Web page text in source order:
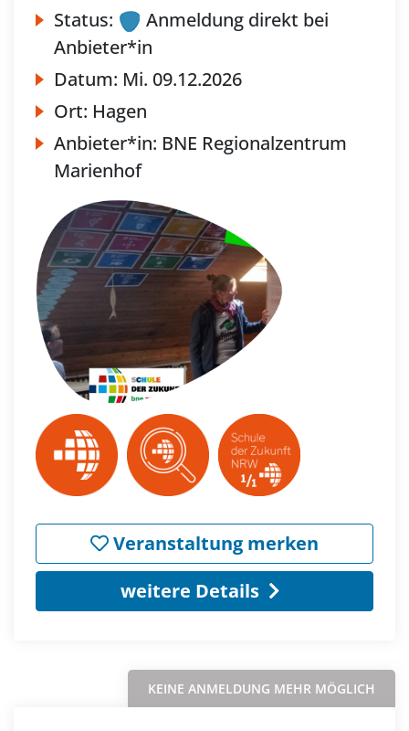
Status:
Anmeldung direkt bei
Anbieter*in
Datum: Mi. 09.12.2026
Ort: Hagen
Anbieter*in: BNE Regionalzentrum
Marienhof
Veranstaltung merken
weitere Details
KEINE ANMELDUNG MEHR MÖGLICH